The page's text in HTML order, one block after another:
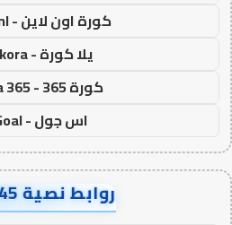
كورة اون لاين - koora onl
يلا كورة - yallakora
كورة 365 - kooora 365
اس جول - AS Goal
روابط نصية AA38045